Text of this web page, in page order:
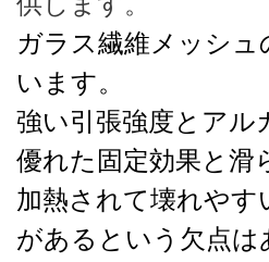
ガラス繊維メッシュ
います。
強い引張強度とアル
優れた固定効果と滑
加熱されて壊れやす
があるという欠点は